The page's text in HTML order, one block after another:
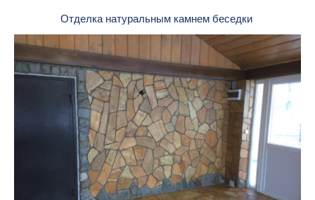
Отделка натуральным камнем беседки